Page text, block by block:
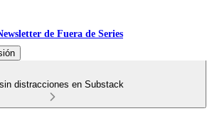
de Fuera de Series
distracciones en Substack